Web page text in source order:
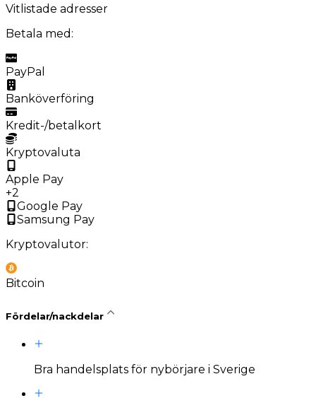
Vitlistade adresser
Betala med:
PayPal
Banköverföring
Kredit-/betalkort
Kryptovaluta
Apple Pay
+2
Google Pay
Samsung Pay
Kryptovalutor:
Bitcoin
Fördelar/nackdelar
Bra handelsplats för nybörjare i Sverige